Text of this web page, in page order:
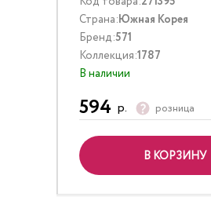
Страна:Южная Корея
Бренд:571
Коллекция:1787
В наличии
594 р. розница
В КОРЗИНУ